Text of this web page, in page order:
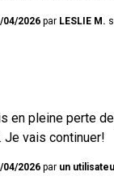
04/2026 par LESLIE M.
en pleine perte
Je vais continuer!
04/2026 par un